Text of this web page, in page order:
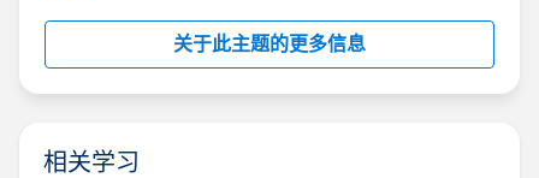
关于此主题的更多信息
相关学习